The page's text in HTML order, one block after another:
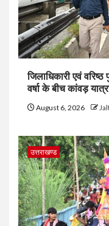
जिलाधिकारी एवं
वर्षा के बीच कांवड़
August 6, 2026
उत्तराखण्ड